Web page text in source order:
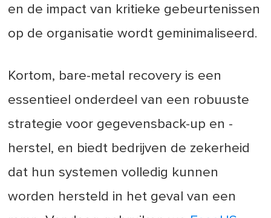
en de impact van kritieke gebeurtenissen
op de organisatie wordt geminimaliseerd.
Kortom, bare-metal recovery is een
essentieel onderdeel van een robuuste
strategie voor gegevensback-up en -
herstel, en biedt bedrijven de zekerheid
dat hun systemen volledig kunnen
worden hersteld in het geval van een